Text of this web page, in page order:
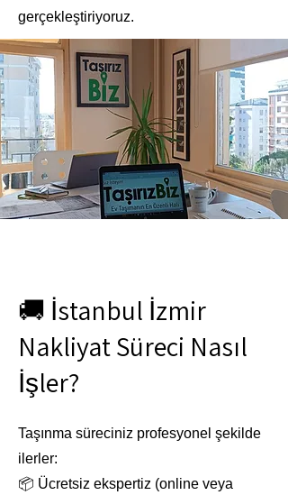
gerçekleştiriyoruz.
🚚 İstanbul İzmir
Nakliyat Süreci Nasıl
İşler?
Taşınma süreciniz profesyonel şekilde
ilerler:
📦 Ücretsiz ekspertiz (online veya